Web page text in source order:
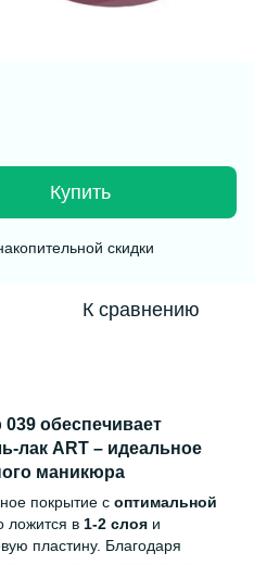
Купить
скидки
К сравнению
обеспечивает
лак ART – идеальное
маникюра
покрытие с оптимальной
ложится в 1-2 слоя и
пластину. Благодаря